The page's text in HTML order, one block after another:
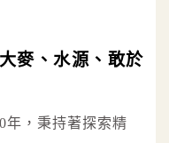
麥、水源、敢於
年，秉持著探索精